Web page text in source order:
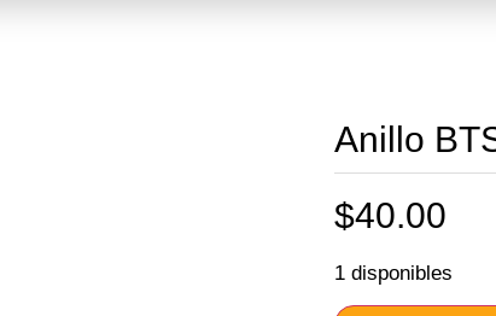
Anillo
$40.00
1 disponibles